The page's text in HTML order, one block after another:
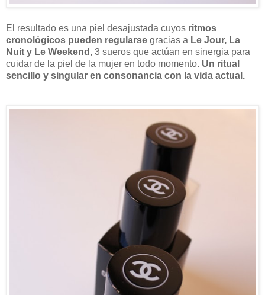
El resultado es una piel desajustada cuyos ritmos
cronológicos pueden regularse gracias a Le Jour, La
Nuit y Le Weekend , 3 sueros que actúan en sinergia para
cuidar de la piel de la mujer en todo momento. Un ritual
sencillo y singular en consonancia con la vida actual.